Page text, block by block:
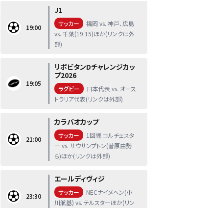
19:00
J1
サッカー
福岡 vs. 神戸、広島
vs. 千葉(19:15)ほか(リンクは外
部)
19:05
リポビタンDチャレンジカッ
プ2026
ラグビー
日本代表 vs. オース
トラリア代表(リンクは外部)
21:00
カラバオカップ
サッカー
1回戦 コルチェスタ
ー vs. サウサンプトン(菅原由勢
ら)ほか(リンクは外部)
23:30
エールディヴィジ
サッカー
NECナイメヘン(小
川航基) vs. テルスターほか(リン